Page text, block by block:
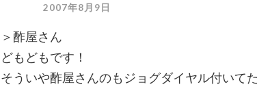
2007年8月9日
＞酢屋さん
どもどもです！
そういや酢屋さんのもジョグダイヤル付いて